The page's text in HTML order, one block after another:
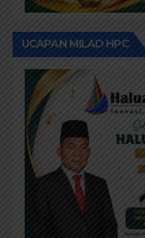
UCAPAN MILAD HPC